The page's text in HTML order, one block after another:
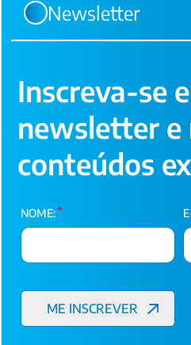
Newsletter
Inscreva-se
newsletter e
conteúdos
NOME: *